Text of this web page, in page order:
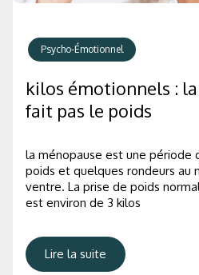
Psycho-Émotionnel
kilos émotionnels :
fait pas le poids
la ménopause est une période
poids et quelques rondeurs au
ventre. La prise de poids
est environ de 3 kilos
Lire la suite